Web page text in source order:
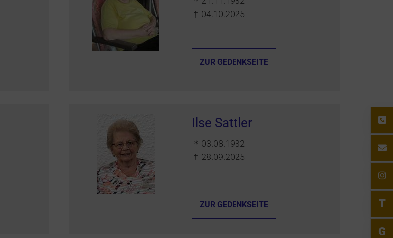
† 04.10.2025
ZUR GEDENKSEITE
Ilse Sattler
＊ 03.08.1932
† 28.09.2025
ZUR GEDENKSEITE T
G